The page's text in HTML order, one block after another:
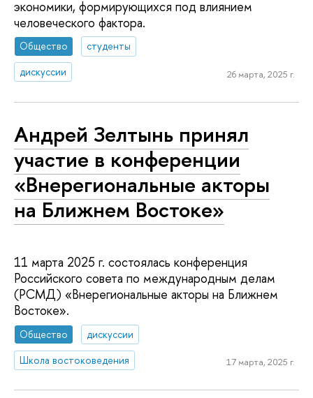
экономики, формирующихся под влиянием
человеческого фактора.
Общество
студенты
дискуссии
26 марта, 2025 г.
Андрей Зелтынь принял
участие в конференции
«Внерегиональные акторы
на Ближнем Востоке»
11 марта 2025 г. состоялась конференция
Российского совета по международным делам
(РСМД) «Внерегиональные акторы на Ближнем
Востоке».
Общество
дискуссии
Школа востоковедения
17 марта, 2025 г.